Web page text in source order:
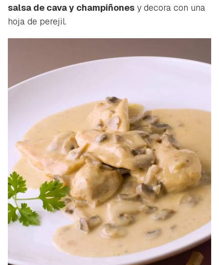
salsa de cava y champiñones y decora con una
hoja de perejil.